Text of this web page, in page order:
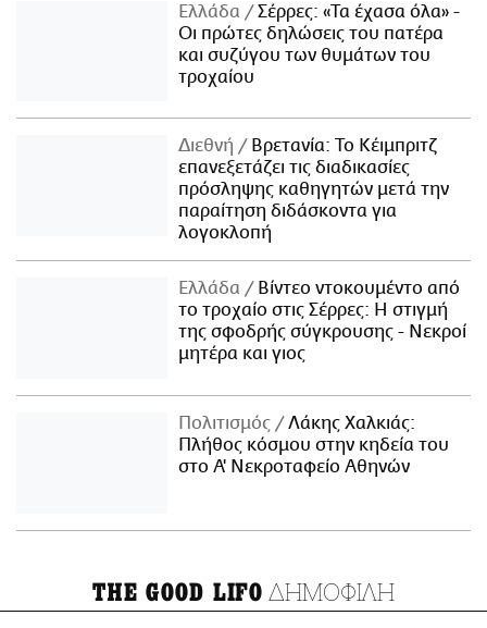
Ελλάδα
Σέρρες: «Τα έχασα όλα» -
Οι πρώτες δηλώσεις του πατέρα
και συζύγου των θυμάτων του
τροχαίου
Διεθνή
Βρετανία: Το Κέιμπριτζ
επανεξετάζει τις διαδικασίες
πρόσληψης καθηγητών μετά την
παραίτηση διδάσκοντα για
λογοκλοπή
Ελλάδα
Βίντεο ντοκουμέντο από
το τροχαίο στις Σέρρες: Η στιγμή
της σφοδρής σύγκρουσης - Νεκροί
μητέρα και γιος
Πολιτισμός
Λάκης Χαλκιάς:
Πλήθος κόσμου στην κηδεία του
στο Α' Νεκροταφείο Αθηνών
THE GOOD LIFO ΔΗΜΟΦΙΛΗ